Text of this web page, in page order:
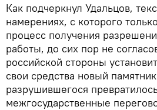
Как подчеркнул Удальцов,
намерениях, с которого
процесс получения
работы, до сих пор не
российской стороны
свои средства новый
разрушившегося
межгосударственные